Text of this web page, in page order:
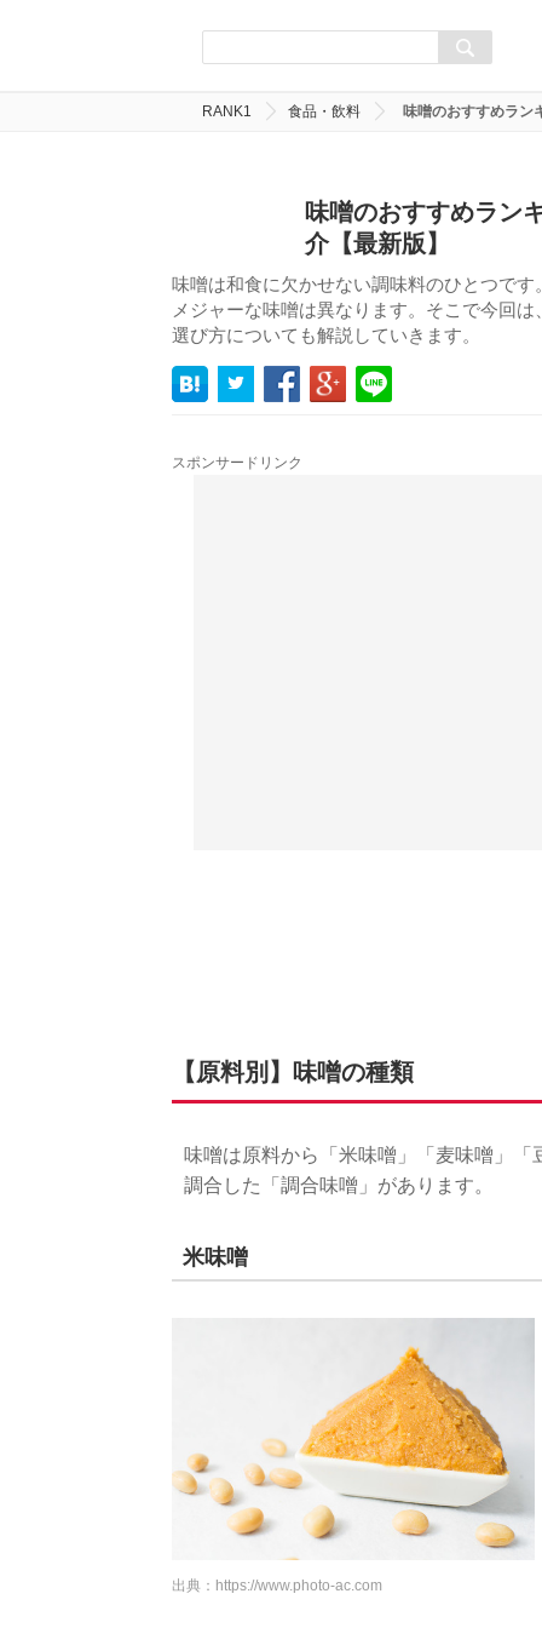
RANK1 食品・飲料 味噌のおすすめラン
味噌のおすすめラン
介【最新版】
味噌は和食に欠かせない調味料のひとつで
メジャーな味噌は異なります。そこで今回
選び方についても解説していきます。
スポンサードリンク
【原料別】味噌の種類
味噌は原料から「米味噌」「麦味噌」
調合した「調合味噌」があります。
米味噌
出典： https://www.photo-ac.com